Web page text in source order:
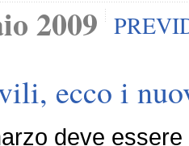
2009
ecco i
deve